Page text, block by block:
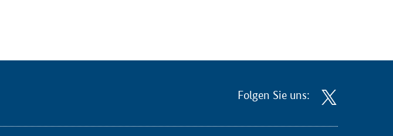
Folgen Sie uns: